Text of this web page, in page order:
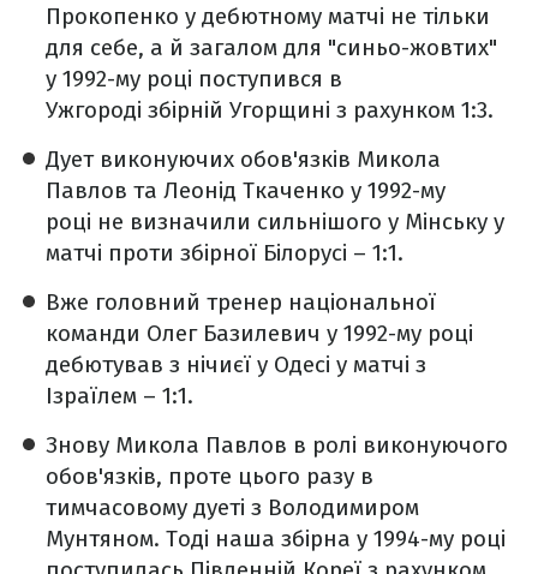
Прокопенко у дебютному матчі не тільки
для себе, а й загалом для "синьо-жовтих"
у 1992-му році поступився в
Ужгороді збірній Угорщині з рахунком 1:3.
Дует виконуючих обов'язків Микола
Павлов та Леонід Ткаченко у 1992-му
році не визначили сильнішого у Мінську у
матчі проти збірної Білорусі – 1:1.
Вже головний тренер національної
команди Олег Базилевич у 1992-му році
дебютував з нічиєї у Одесі у матчі з
Ізраїлем – 1:1.
Знову Микола Павлов в ролі виконуючого
обов'язків, проте цього разу в
тимчасовому дуеті з Володимиром
Мунтяном. Тоді наша збірна у 1994-му році